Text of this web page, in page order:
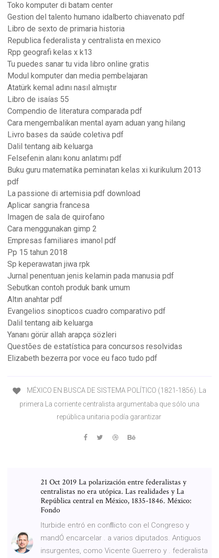
Toko komputer di batam center
Gestion del talento humano idalberto chiavenato pdf
Libro de sexto de primaria historia
Republica federalista y centralista en mexico
Rpp geografi kelas x k13
Tu puedes sanar tu vida libro online gratis
Modul komputer dan media pembelajaran
Atatürk kemal adını nasıl almıştır
Libro de isaías 55
Compendio de literatura comparada pdf
Cara mengembalikan mental ayam aduan yang hilang
Livro bases da saúde coletiva pdf
Dalil tentang aib keluarga
Felsefenin alanı konu anlatımı pdf
Buku guru matematika peminatan kelas xi kurikulum 2013
pdf
La passione di artemisia pdf download
Aplicar sangria francesa
Imagen de sala de quirofano
Cara menggunakan gimp 2
Empresas familiares imanol pdf
Pp 15 tahun 2018
Sp keperawatan jiwa rpk
Jurnal penentuan jenis kelamin pada manusia pdf
Sebutkan contoh produk bank umum
Altın anahtar pdf
Evangelios sinopticos cuadro comparativo pdf
Dalil tentang aib keluarga
Yananı görür allah arapça sözleri
Questões de estatística para concursos resolvidas
Elizabeth bezerra por voce eu faco tudo pdf
MÉXICO EN BUSCA DE SISTEMA POLÍTICO (1821-1856). La
primera La corriente centralista argumentaba que sólo una
república unitaria podía garantizar
21 Oct 2019 La polarización entre federalistas y
centralistas no era utópica. Las realidades y La
República central en México, 1835-1846. México:
Fondo
Iturbide entró en conﬂicto con el Congreso y
mandÓ encarcelar . a varios diputados. Antiguos
insurgentes, como Vicente Guerrero y . federalista